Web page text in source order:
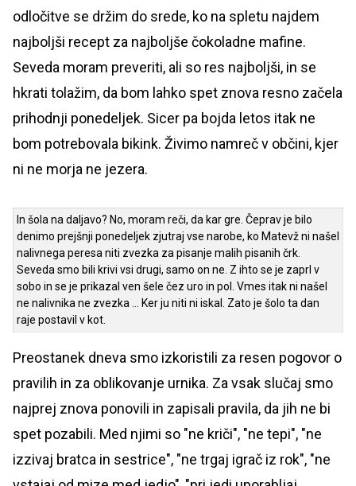
odločitve se držim do srede, ko na spletu najdem
najboljši recept za najboljše čokoladne mafine.
Seveda moram preveriti, ali so res najboljši, in se
hkrati tolažim, da bom lahko spet znova resno začela
prihodnji ponedeljek. Sicer pa bojda letos itak ne
bom potrebovala bikink. Živimo namreč v občini, kjer
ni ne morja ne jezera.
In šola na daljavo? No, moram reči, da kar gre. Čeprav je bilo
denimo prejšnji ponedeljek zjutraj vse narobe, ko Matevž ni našel
nalivnega peresa niti zvezka za pisanje malih pisanih črk.
Seveda smo bili krivi vsi drugi, samo on ne. Z ihto se je zaprl v
sobo in se je prikazal ven šele čez uro in pol. Vmes itak ni našel
ne nalivnika ne zvezka ... Ker ju niti ni iskal. Zato je šolo ta dan
raje postavil v kot.
Preostanek dneva smo izkoristili za resen pogovor o
pravilih in za oblikovanje urnika. Za vsak slučaj smo
najprej znova ponovili in zapisali pravila, da jih ne bi
spet pozabili. Med njimi so "ne kriči", "ne tepi", "ne
izzivaj bratca in sestrice", "ne trgaj igrač iz rok", "ne